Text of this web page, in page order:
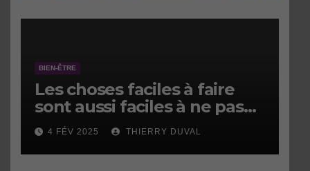
BIEN-ÊTRE
Les choses faciles à faire
sont aussi faciles à ne pas
faire.
4 FÉV 2025 THIERRY DUVAL